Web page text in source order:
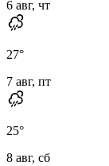
6 авг, чт
27°
7 авг, пт
25°
8 авг, сб